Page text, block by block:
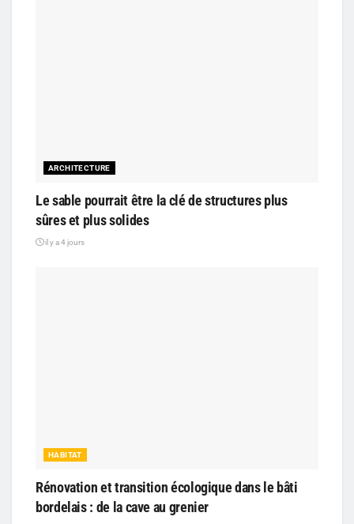
ARCHITECTURE
Le sable pourrait être la clé de structures plus
sûres et plus solides
il y a 4 jours
HABITAT
Rénovation et transition écologique dans le bâti
bordelais : de la cave au grenier